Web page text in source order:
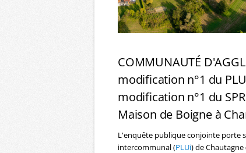
COMMUNAUTÉ
modification n°1 du
modification n°1 du
Maison de Boigne à
L'enquête publique conjointe porte
intercommunal (PLUi) de